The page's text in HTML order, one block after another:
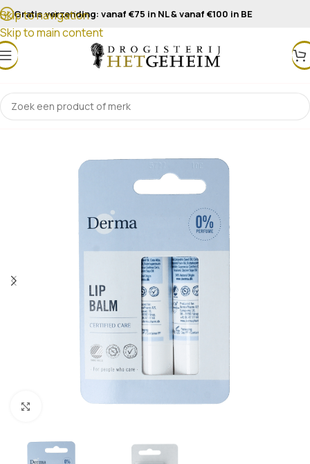
Skip to navigation
Skip to main content
Gratis verzending: vanaf €75 in NL & vanaf €100 in BE
Klik om te vergroten